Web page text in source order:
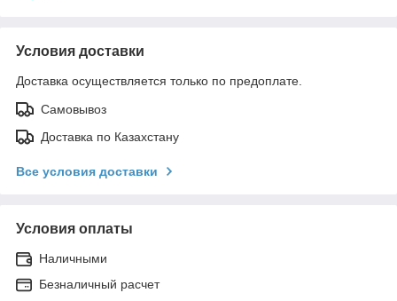
Условия доставки
Доставка осуществляется только по предоплате.
Самовывоз
Доставка по Казахстану
Все условия доставки
Условия оплаты
Наличными
Безналичный расчет